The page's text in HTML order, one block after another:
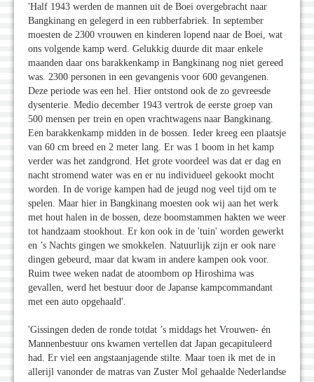
'Half 1943 werden de mannen uit de Boei overgebracht naar
Bangkinang en gelegerd in een rubberfabriek. In september
moesten de 2300 vrouwen en kinderen lopend naar de Boei, wat
ons volgende kamp werd. Gelukkig duurde dit maar enkele
maanden daar ons barakkenkamp in Bangkinang nog niet gereed
was. 2300 personen in een gevangenis voor 600 gevangenen.
Deze periode was een hel. Hier ontstond ook de zo gevreesde
dysenterie. Medio december 1943 vertrok de eerste groep van
500 mensen per trein en open vrachtwagens naar Bangkinang.
Een barakkenkamp midden in de bossen. Ieder kreeg een plaatsje
van 60 cm breed en 2 meter lang. Er was 1 boom in het kamp
verder was het zandgrond. Het grote voordeel was dat er dag en
nacht stromend water was en er nu individueel gekookt mocht
worden. In de vorige kampen had de jeugd nog veel tijd om te
spelen. Maar hier in Bangkinang moesten ook wij aan het werk
met hout halen in de bossen, deze boomstammen hakten we weer
tot handzaam stookhout. Er kon ook in de 'tuin' worden gewerkt
en ’s Nachts gingen we smokkelen. Natuurlijk zijn er ook nare
dingen gebeurd, maar dat kwam in andere kampen ook voor.
Ruim twee weken nadat de atoombom op Hiroshima was
gevallen, werd het bestuur door de Japanse kampcommandant
met een auto opgehaald'.
'Gissingen deden de ronde totdat ’s middags het Vrouwen- én
Mannenbestuur ons kwamen vertellen dat Japan gecapituleerd
had. Er viel een angstaanjagende stilte. Maar toen ik met de in
allerijl vanonder de matras van Zuster Mol gehaalde Nederlandse